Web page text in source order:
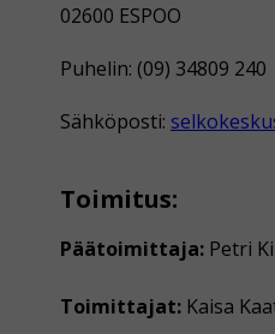
02600 ESPOO
Puhelin: (09) 34809 240
Sähköposti:
Toimitus:
Päätoimittaja: Petri
Toimittajat: Kaisa